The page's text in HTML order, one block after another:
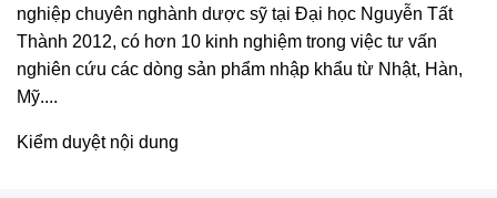
nghiệp chuyên nghành dược sỹ tại Đại học Nguyễn Tất
Thành 2012, có hơn 10 kinh nghiệm trong việc tư vấn
nghiên cứu các dòng sản phẩm nhập khẩu từ Nhật, Hàn,
Mỹ....
Kiểm duyệt nội dung